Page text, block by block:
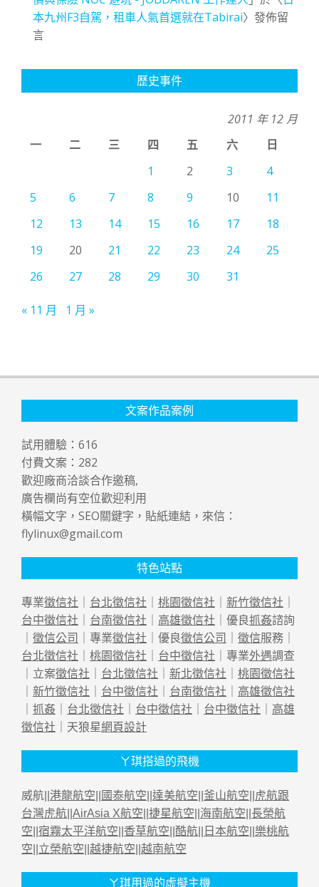
本九州F3自駕，租車人氣首選就在Tabirai〉發佈留
言
歷史事件
2011 年 12 月
一
二 三 四 五 六
日
1
2 3
4
5
6 7 8 9 10
11
12
13 14 15 16 17
18
19
20 21 22 23 24
25
26
27 28 29 30 31
« 11 月 1 月 »
文案作品案例
試用體驗： 616
付費文案： 282
歡迎廠商洽談合作邀稿,
廣告欄尚有空位歡迎利用
橫幅文字，SEO關鍵字，貼紙連結，來信：
flylinux@gmail.com
特色站點
專業徵信社 台北徵信社 桃園徵信社 新竹徵信社
台中徵信社
台南徵信社 高雄徵信社 ｜優良抓姦諮詢
徵信公司 ｜專業徵信社 ｜優良徵信公司 徵信服務｜
台北徵信社
桃園徵信社 台中徵信社 ｜專業外遇調查
｜立案徵信社 台北徵信社 新北徵信社
桃園徵信社
新竹徵信社 台中徵信社 台南徵信社
高雄徵信社
抓姦 台北徵信社 台中徵信社 台中徵信社
高雄
徵信社 ｜天狼星網頁設計
ㄚ琪搭過的飛機
威航|| 港龍航空 國泰航空 達美航空 釜山航空
虎航跟
台灣虎航 AirAsia X航空 捷星航空 海南航空 長榮航
空 宿霧太平洋航空 香草航空 酷航 日本航空 樂桃航
空 立榮航空 越捷航空 越南航空
ㄚ琪用過的虛擬主機